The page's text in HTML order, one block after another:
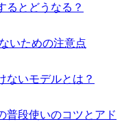
るとどうなる？
いための注意点
ないモデルとは？
普段使いのコツとアド